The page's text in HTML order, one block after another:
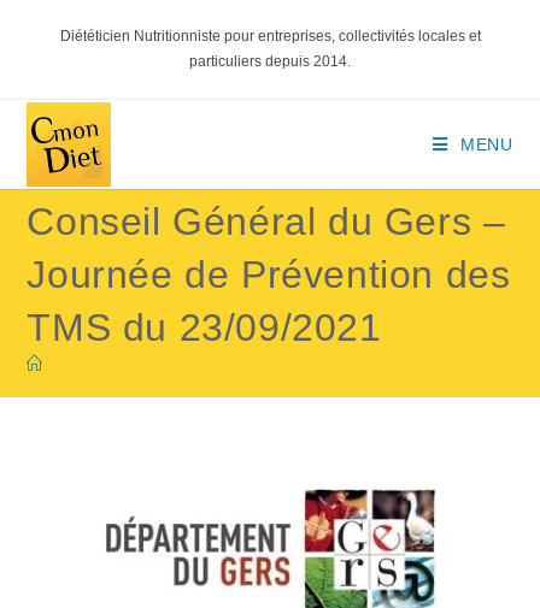
Diététicien Nutritionniste pour entreprises, collectivités locales et
particuliers depuis 2014.
MENU
Conseil Général du Gers –
Journée de Prévention des
TMS du 23/09/2021